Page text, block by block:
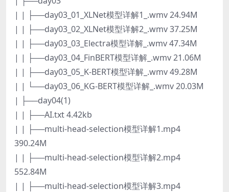
| | ├──day03_01_XLNet模型详解1_.wmv 24.94M
| | ├──day03_02_XLNet模型详解2_.wmv 37.25M
| | ├──day03_03_Electra模型详解_.wmv 47.34M
| | ├──day03_04_FinBERT模型详解_.wmv 21.06M
| | ├──day03_05_K-BERT模型详解_.wmv 49.28M
| | └──day03_06_KG-BERT模型详解_.wmv 20.03M
| ├──day04(1)
| | ├──AI.txt 4.42kb
| | ├──multi-head-selection模型详解1.mp4
390.24M
| | ├──multi-head-selection模型详解2.mp4
552.84M
| | ├──multi-head-selection模型详解3.mp4